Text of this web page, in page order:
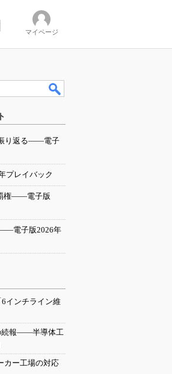
マイページ
り返る――電子
プレイバック
権――電子版
電子版2026年
インチライン維
続報――半導体工
カー工場の対応